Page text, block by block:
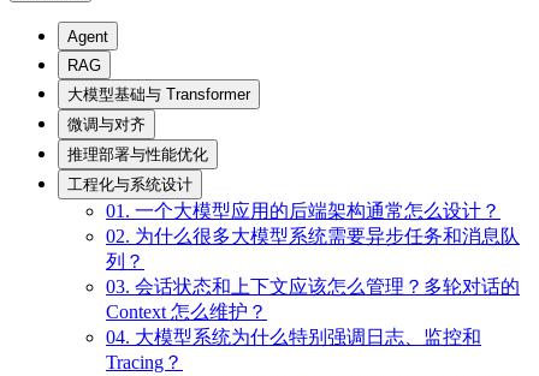
Agent
RAG
大模型基础与 Transformer
微调与对齐
推理部署与性能优化
工程化与系统设计
01. 一个大模型应用的后端架构通常怎么设计？
02. 为什么很多大模型系统需要异步任务和消息队
列？
03. 会话状态和上下文应该怎么管理？多轮对话的
Context 怎么维护？
04. 大模型系统为什么特别强调日志、监控和
Tracing？